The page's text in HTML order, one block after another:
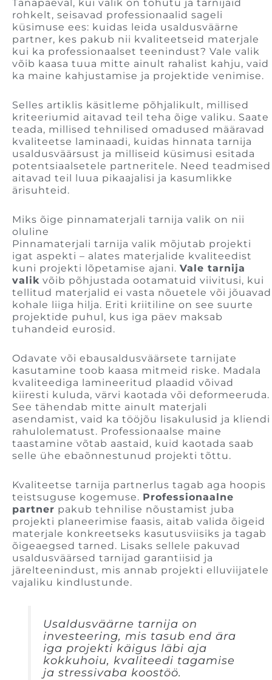
Tänapäeval, kui valik on tohutu ja tarnijaid
rohkelt, seisavad professionaalid sageli
küsimuse ees: kuidas leida usaldusväärne
partner, kes pakub nii kvaliteetseid materjale
kui ka professionaalset teenindust? Vale valik
võib kaasa tuua mitte ainult rahalist kahju, vaid
ka maine kahjustamise ja projektide venimise.
Selles artiklis käsitleme põhjalikult, millised
kriteeriumid aitavad teil teha õige valiku. Saate
teada, millised tehnilised omadused määravad
kvaliteetse laminaadi, kuidas hinnata tarnija
usaldusväärsust ja milliseid küsimusi esitada
potentsiaalsetele partneritele. Need teadmised
aitavad teil luua pikaajalisi ja kasumlikke
ärisuhteid.
Miks õige pinnamaterjali tarnija valik on nii
oluline
Pinnamaterjali tarnija valik mõjutab projekti
igat aspekti – alates materjalide kvaliteedist
kuni projekti lõpetamise ajani. Vale tarnija
valik võib põhjustada ootamatuid viivitusi, kui
tellitud materjalid ei vasta nõuetele või jõuavad
kohale liiga hilja. Eriti kriitiline on see suurte
projektide puhul, kus iga päev maksab
tuhandeid eurosid.
Odavate või ebausaldusväärsete tarnijate
kasutamine toob kaasa mitmeid riske. Madala
kvaliteediga lamineeritud plaadid võivad
kiiresti kuluda, värvi kaotada või deformeeruda.
See tähendab mitte ainult materjali
asendamist, vaid ka tööjõu lisakulusid ja kliendi
rahulolematust. Professionaalse maine
taastamine võtab aastaid, kuid kaotada saab
selle ühe ebaõnnestunud projekti tõttu.
Kvaliteetse tarnija partnerlus tagab aga hoopis
teistsuguse kogemuse. Professionaalne
partner pakub tehnilise nõustamist juba
projekti planeerimise faasis, aitab valida õigeid
materjale konkreetseks kasutusviisiks ja tagab
õigeaegsed tarned. Lisaks sellele pakuvad
usaldusväärsed tarnijad garantiisid ja
järelteenindust, mis annab projekti elluviijatele
vajaliku kindlustunde.
Usaldusväärne tarnija on
investeering, mis tasub end ära
iga projekti käigus läbi aja
kokkuhoiu, kvaliteedi tagamise
ja stressivaba koostöö.